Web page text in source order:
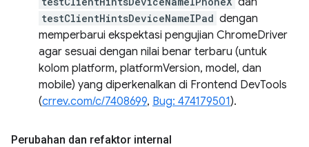
testClientHintsDeviceNameIPad dengan
memperbarui ekspektasi pengujian ChromeDriver
agar sesuai dengan nilai benar terbaru (untuk
kolom platform, platformVersion, model, dan
mobile) yang diperkenalkan di Frontend DevTools
(crrev.com/c/7408699, Bug: 474179501).
Perubahan dan refaktor internal